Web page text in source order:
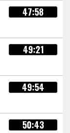
47:58
49:21
49:54
50:43